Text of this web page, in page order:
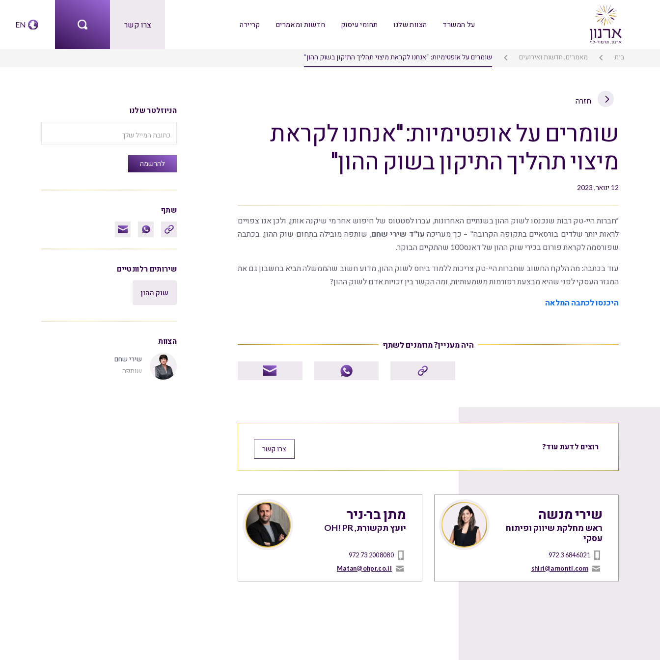
על המשרד הצוות שלנו תחומי עיסוק חדשות ומאמרים קריירה צרו קשר EN
בית מאמרים, חדשות ואירועים שומרים על אופטימיות: “אנחנו לקראת מיצוי תהליך התיקון בשוק ההון”
חזרה
שומרים על אופטימיות: "אנחנו לקראת
מיצוי תהליך התיקון בשוק ההון"
12 ינואר, 2023
״חברות היי-טק רבות שנכנסו לשוק ההון בשנתיים האחרונות, עברו לסטטוס של חיפוש אחר מי שיקנה אותן, ולכן אנו צפויים
לראות יותר שלדים בורסאיים בתקופה הקרובה" – כך מעריכה עו"ד שירי שחם , שותפה מובילה בתחום שוק ההון, בכתבה
שפורסמה לקראת פורום בכירי שוק ההון של דאנס100 שהתקיים הבוקר.
עוד בכתבה: מה הלקח החשוב שחברות היי-טק צריכות ללמוד ביחס לשוק ההון, מדוע חשוב שהממשלה תביא בחשבון גם את
המגזר העסקי לפני שהיא מבצעת רפורמות משמעותיות, ומה הקשר בין זכויות אדם לשוק ההון?
היכנסו לכתבה המלאה
היה מעניין? מוזמנים לשתף
רוצים לדעת עוד? צרו קשר
שירי מנשה
ראש מחלקת שיווק ופיתוח
עסקי
972 3 6846021
shiri@arnontl.com
מתן בר-ניר
יועץ תקשורת, OH! PR
972 73 2008080
Matan@ohpr.co.il
הניוזלטר שלנו
שתף
שירותים רלוונטיים
שוק ההון
הצוות
שירי שחם
שותפה